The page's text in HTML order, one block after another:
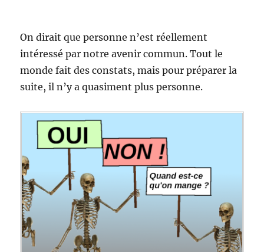
On dirait que personne n’est réellement
intéressé par notre avenir commun. Tout le
monde fait des constats, mais pour préparer la
suite, il n’y a quasiment plus personne.